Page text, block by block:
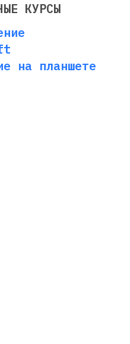
КУРСЫ
на планшете